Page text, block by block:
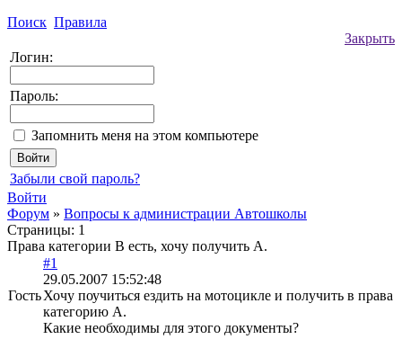
Поиск Правила
Закрыть
Логин:
Пароль:
Запомнить меня на этом компьютере
Забыли свой пароль?
Войти
Форум » Вопросы к администрации Автошколы
Страницы: 1
Права категории B есть, хочу получить А.
Гость
#1
29.05.2007 15:52:48
Хочу поучиться ездить на мотоцикле и получить в права
категорию А.
Какие необходимы для этого документы?